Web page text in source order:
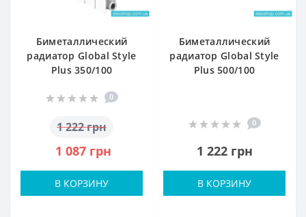
Биметаллический
радиатор Global Style
Plus 350/100
0
1 222 грн
1 087 грн
В КОРЗИНУ
Биметаллический
радиатор Global Style
Plus 500/100
0
1 222 грн
В КОРЗИНУ